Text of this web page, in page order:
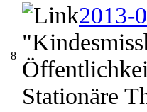
8
2013-
Stationäre